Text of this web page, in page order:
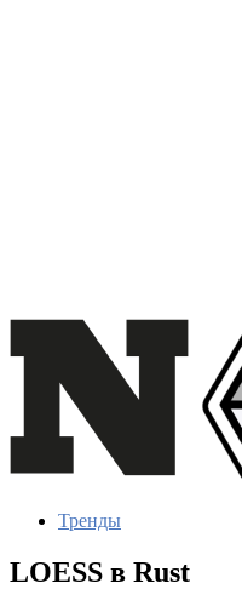
Тренды
LOESS в Rust